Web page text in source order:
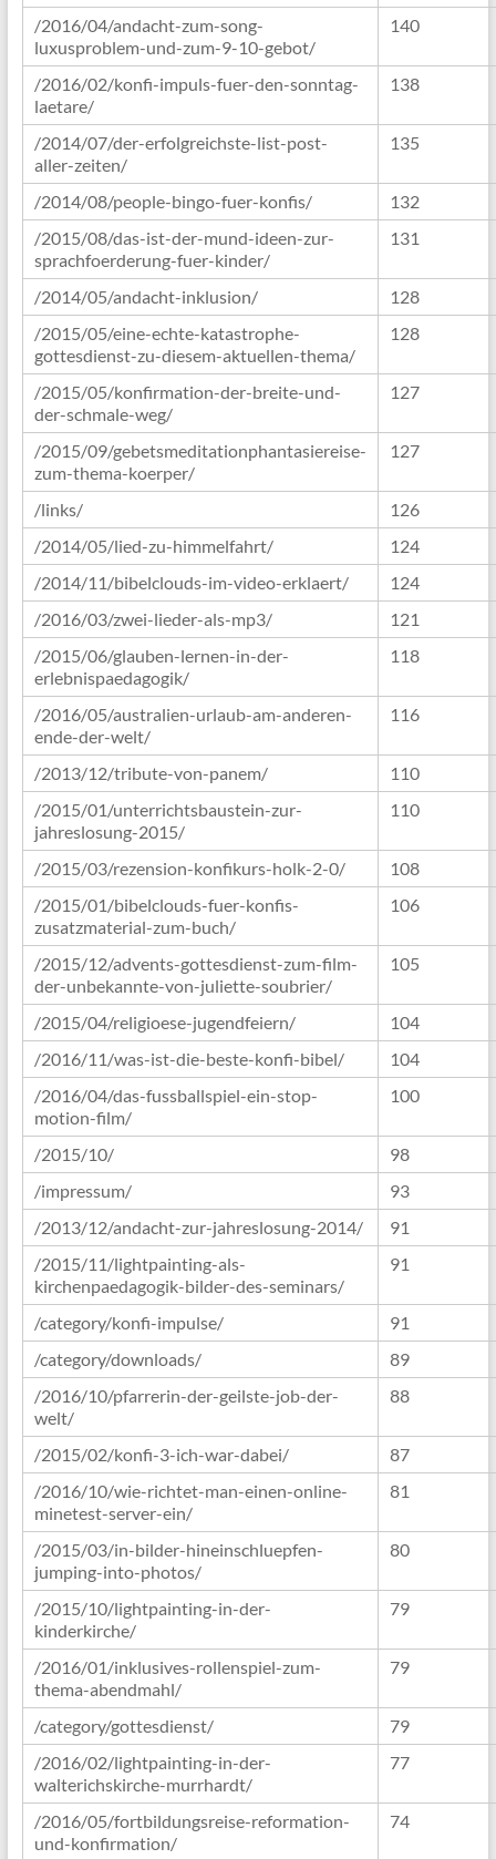
/2016/04/andacht-zum-song-
luxusproblem-und-zum-9-10-gebot/
140
/2016/02/konfi-impuls-fuer-den-sonntag-
laetare/
138
/2014/07/der-erfolgreichste-list-post-
aller-zeiten/
135
/2014/08/people-bingo-fuer-konfis/
132
/2015/08/das-ist-der-mund-ideen-zur-
sprachfoerderung-fuer-kinder/
131
/2014/05/andacht-inklusion/
128
/2015/05/eine-echte-katastrophe-
gottesdienst-zu-diesem-aktuellen-thema/
128
/2015/05/konfirmation-der-breite-und-
der-schmale-weg/
127
/2015/09/gebetsmeditationphantasiereise-
zum-thema-koerper/
127
/links/
126
/2014/05/lied-zu-himmelfahrt/
124
/2014/11/bibelclouds-im-video-erklaert/
124
/2016/03/zwei-lieder-als-mp3/
121
/2015/06/glauben-lernen-in-der-
erlebnispaedagogik/
118
/2016/05/australien-urlaub-am-anderen-
ende-der-welt/
116
/2013/12/tribute-von-panem/
110
/2015/01/unterrichtsbaustein-zur-
jahreslosung-2015/
110
/2015/03/rezension-konfikurs-holk-2-0/
108
/2015/01/bibelclouds-fuer-konfis-
zusatzmaterial-zum-buch/
106
/2015/12/advents-gottesdienst-zum-film-
der-unbekannte-von-juliette-soubrier/
105
/2015/04/religioese-jugendfeiern/
104
/2016/11/was-ist-die-beste-konfi-bibel/
104
/2016/04/das-fussballspiel-ein-stop-
motion-film/
100
/2015/10/
98
/impressum/
93
/2013/12/andacht-zur-jahreslosung-2014/
91
/2015/11/lightpainting-als-
kirchenpaedagogik-bilder-des-seminars/
91
/category/konfi-impulse/
91
/category/downloads/
89
/2016/10/pfarrerin-der-geilste-job-der-
welt/
88
/2015/02/konfi-3-ich-war-dabei/
87
/2016/10/wie-richtet-man-einen-online-
minetest-server-ein/
81
/2015/03/in-bilder-hineinschluepfen-
jumping-into-photos/
80
/2015/10/lightpainting-in-der-
kinderkirche/
79
/2016/01/inklusives-rollenspiel-zum-
thema-abendmahl/
79
/category/gottesdienst/
79
/2016/02/lightpainting-in-der-
walterichskirche-murrhardt/
77
/2016/05/fortbildungsreise-reformation-
und-konfirmation/
74